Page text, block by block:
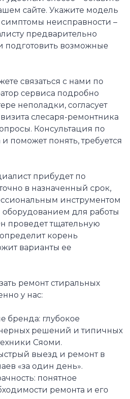
сайте. Укажите модель
неисправности –
предварительно
подготовить возможные
связаться с нами по
сервиса подробно
неполадки, согласует
слесаря-ремонтника
Консультация по
поможет понять, требуется
прибудет по
в назначенный срок,
инструментом
для работы
проведет тщательную
корень
варианты ее
ремонт стиральных
у нас:
бренда: глубокое
решений и типичных
Сяоми.
выезд и ремонт в
«за один день».
понятное
ремонта и его